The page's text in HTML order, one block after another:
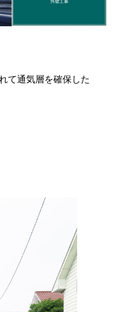
て通気層を確保した